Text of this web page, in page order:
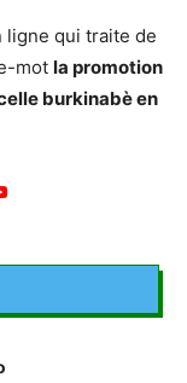
ligne qui traite de
mot la promotion
burkinabè en